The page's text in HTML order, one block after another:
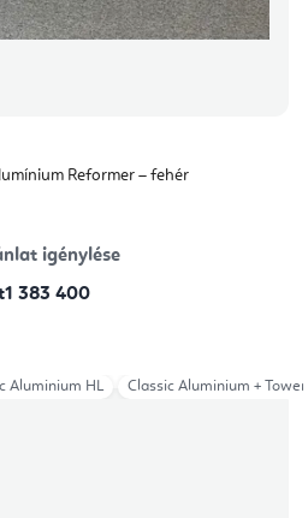
Reformer – fehér
igénylése
383 400
Aluminium HL Classic Aluminium + Tower